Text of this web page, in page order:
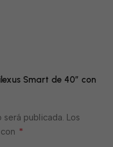
Smart de 40″ con
publicada. Los
*